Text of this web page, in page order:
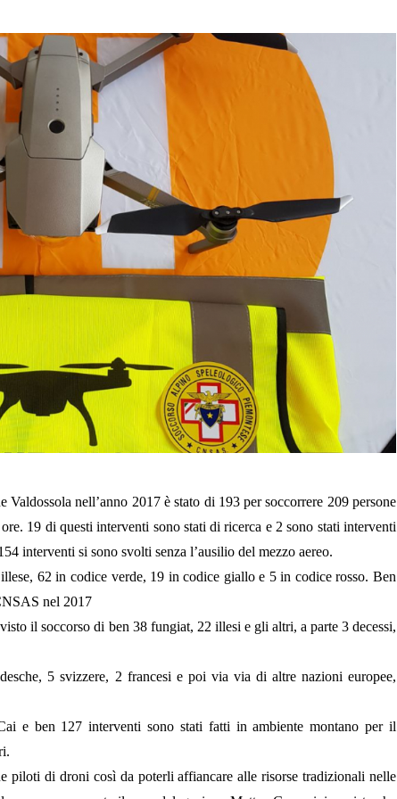
nell’anno 2017 è stato di 193 per soccorrere 209 persone
19 di questi interventi sono stati di ricerca e 2 sono stati interventi
interventi si sono svolti senza l’ausilio del mezzo aereo.
62 in codice verde, 19 in codice giallo e 5 in codice rosso. Ben
nel 2017
il soccorso di ben 38 fungiat, 22 illesi e gli altri, a parte 3 decessi,
5 svizzere, 2 francesi e poi via via di altre nazioni europee,
ai e ben 127 interventi sono stati fatti in ambiente montano per il
piloti di droni così da poterli affiancare alle risorse tradizionali nelle